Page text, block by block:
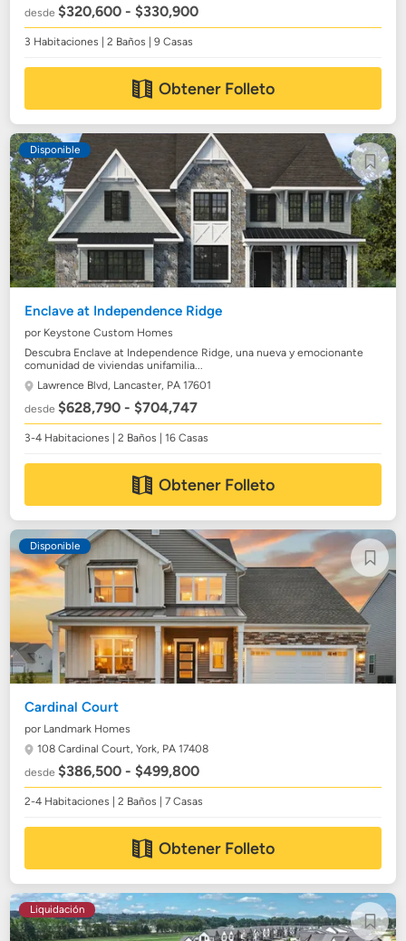
desde$320,600 - $330,900
3 Habitaciones | 2 Baños | 9 Casas
Obtener Folleto
Disponible
Enclave at Independence Ridge
por Keystone Custom Homes
Descubra Enclave at Independence Ridge, una nueva y emocionante
comunidad de viviendas unifamilia...
Lawrence Blvd, Lancaster, PA 17601
desde$628,790 - $704,747
3-4 Habitaciones | 2 Baños | 16 Casas
Obtener Folleto
Disponible
Cardinal Court
por Landmark Homes
108 Cardinal Court,York, PA 17408
desde$386,500 - $499,800
2-4 Habitaciones | 2 Baños | 7 Casas
Obtener Folleto
Liquidación